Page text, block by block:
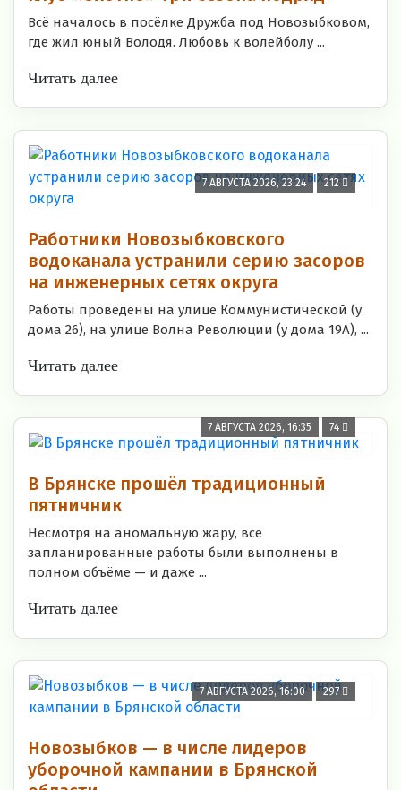
Всё началось в посёлке Дружба под Новозыбковом,
где жил юный Володя. Любовь к волейболу ...
Читать далее
7 АВГУСТА 2026, 23:24 212
Работники Новозыбковского
водоканала устранили серию засоров
на инженерных сетях округа
Работы проведены на улице Коммунистической (у
дома 26), на улице Волна Революции (у дома 19А), ...
Читать далее
7 АВГУСТА 2026, 16:35 74
В Брянске прошёл традиционный
пятничник
Несмотря на аномальную жару, все
запланированные работы были выполнены в
полном объёме — и даже ...
Читать далее
7 АВГУСТА 2026, 16:00 297
Новозыбков — в числе лидеров
уборочной кампании в Брянской